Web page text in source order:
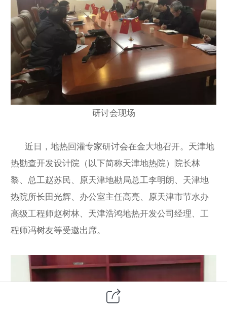
研讨会现场
近日，地热回灌专家研讨会在金大地召开。天津地
热勘查开发设计院（以下简称天津地热院）院长林
黎、总工赵苏民、原天津地勘局总工李明朗、天津地
热院所长田光辉、办公室主任高亮、原天津市节水办
高级工程师赵树林、天津浩鸿地热开发公司经理、工
程师冯树友等受邀出席。